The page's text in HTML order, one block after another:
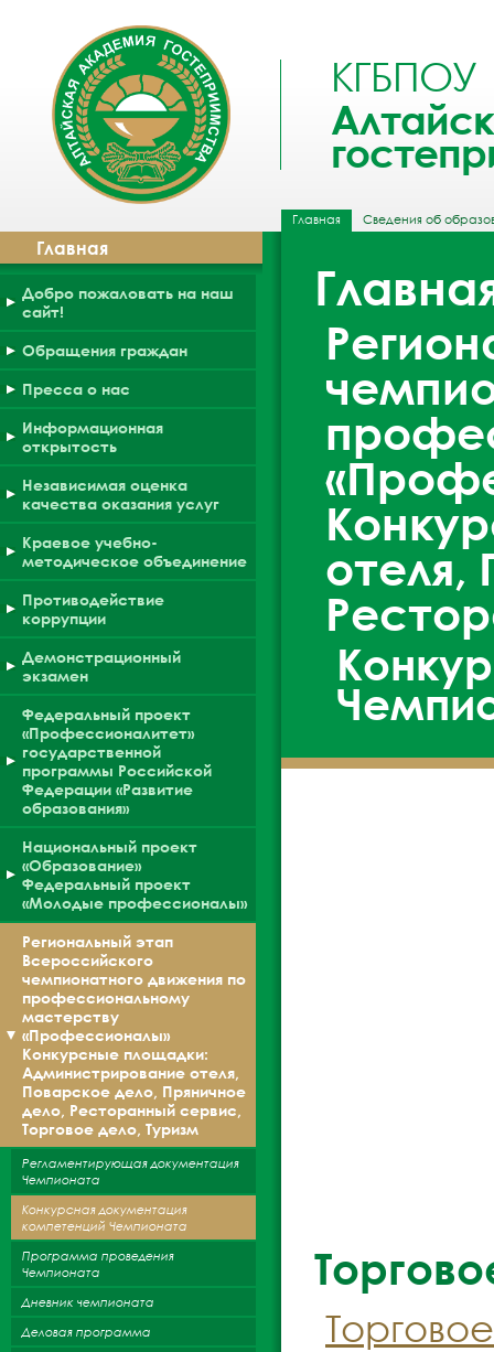
КГБПОУ
Главная Сведения об
Главная
Добро пожаловать на наш
сайт!
Обращения граждан
Пресса о нас
Информационная
открытость
Независимая оценка
качества оказания услуг
Краевое учебно-
методическое объединение
Противодействие
коррупции
Демонстрационный
экзамен
Федеральный проект
«Профессионалитет»
государственной
программы Российской
Федерации «Развитие
образования»
Национальный проект
«Образование»
Федеральный проект
«Молодые профессионалы»
Региональный этап
Всероссийского
чемпионатного движения по
профессиональному
мастерству
«Профессионалы»
Конкурсные площадки:
Администрирование отеля,
Поварское дело, Пряничное
дело, Ресторанный сервис,
Торговое дело, Туризм
Регламентирующая документация
Чемпионата
Конкурсная документация
компетенций Чемпионата
Программа проведения
Чемпионата
Дневник чемпионата
Деловая программа
отеля,